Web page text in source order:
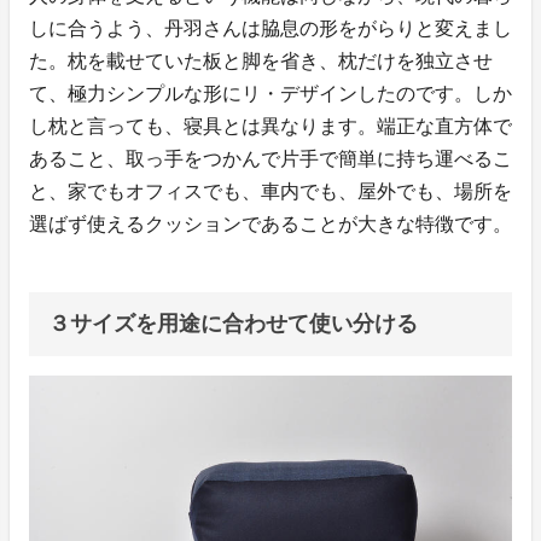
しに合うよう、丹羽さんは脇息の形をがらりと変えまし
た。枕を載せていた板と脚を省き、枕だけを独立させ
て、極力シンプルな形にリ・デザインしたのです。しか
し枕と言っても、寝具とは異なります。端正な直方体で
あること、取っ手をつかんで片手で簡単に持ち運べるこ
と、家でもオフィスでも、車内でも、屋外でも、場所を
選ばず使えるクッションであることが大きな特徴です。
３サイズを用途に合わせて使い分ける